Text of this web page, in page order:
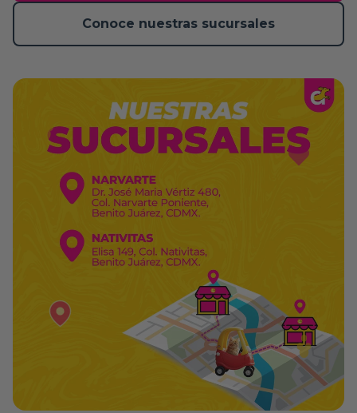
Conoce nuestras sucursales